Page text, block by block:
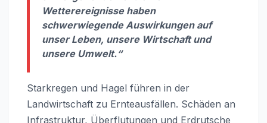
Wetterereignisse haben
schwerwiegende Auswirkungen auf
unser Leben, unsere Wirtschaft und
unsere Umwelt.“
Starkregen und Hagel führen in der
Landwirtschaft zu Ernteausfällen. Schäden an
Infrastruktur, Überflutungen und Erdrutsche